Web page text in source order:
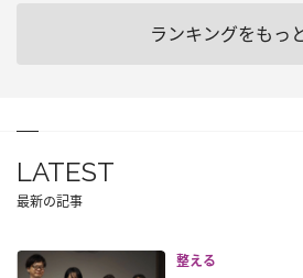
ランキングをもっ
LATEST
最新の記事
整える